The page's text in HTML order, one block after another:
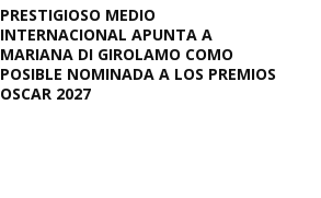
PRESTIGIOSO MEDIO
INTERNACIONAL APUNTA A
MARIANA DI GIROLAMO COMO
POSIBLE NOMINADA A LOS PREMIOS
OSCAR 2027